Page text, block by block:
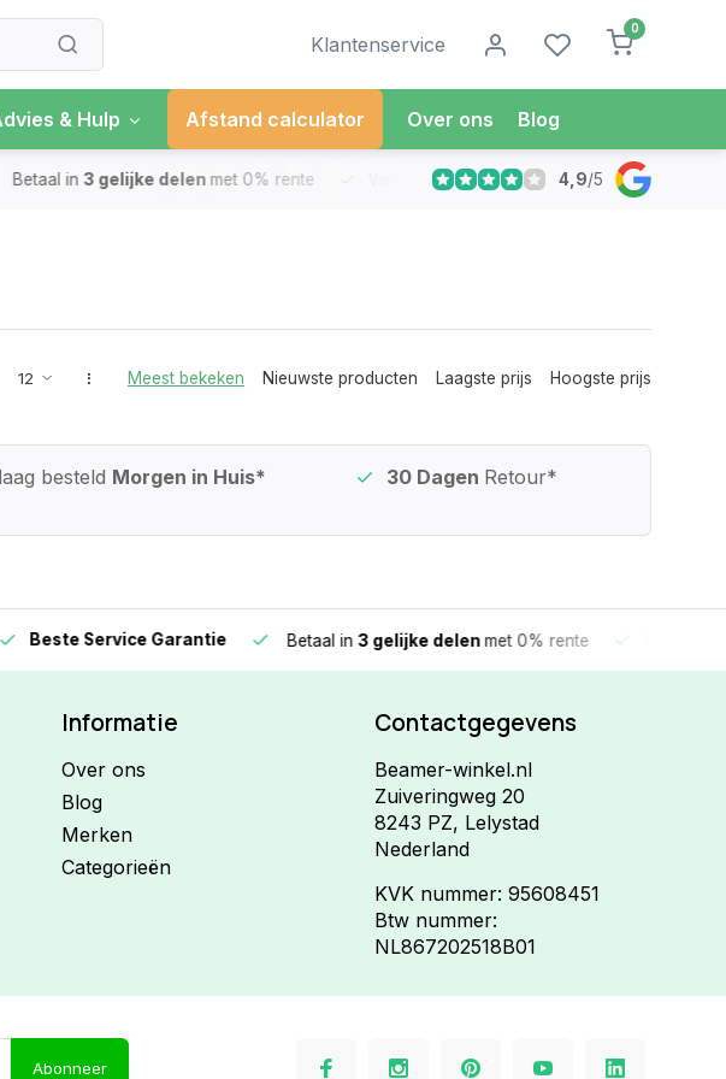
Klantenservice
0
& Hulp Afstand calculator Over ons Blog
in 3 gelijke delen met 0% rente Vandaag besteldMorgen in Huis*
4,9/5
Meest bekeken Nieuwste producten Laagste prijs Hoogste prijs
besteld Morgen in Huis* 30 Dagen Retour*
Beste Service Garantie Betaal in3 gelijke delenmet 0% rente Vandaag
Informatie
Over ons
Blog
Merken
Categorieën
Contactgegevens
Beamer-winkel.nl
Zuiveringweg 20
8243 PZ, Lelystad
Nederland
KVK nummer: 95608451
Btw nummer:
NL867202518B01
Abonneer